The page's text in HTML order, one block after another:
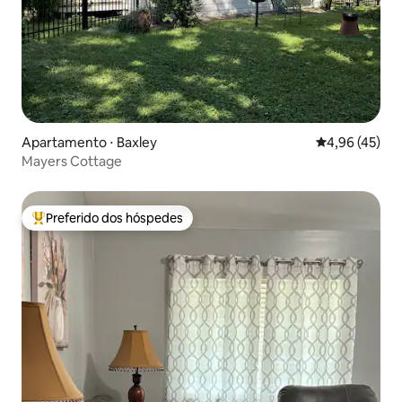
Apartamento ⋅ Baxley 4,96 de uma
4,96 (45)
Mayers Cottage
Entre os melhores preferidos dos hóspedes
Preferido dos hóspedes